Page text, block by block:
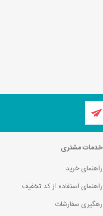
خدمات مشتری
راهنمای خرید
راهنمای استفاده از کد تخفیف
رهگیری سفارشات